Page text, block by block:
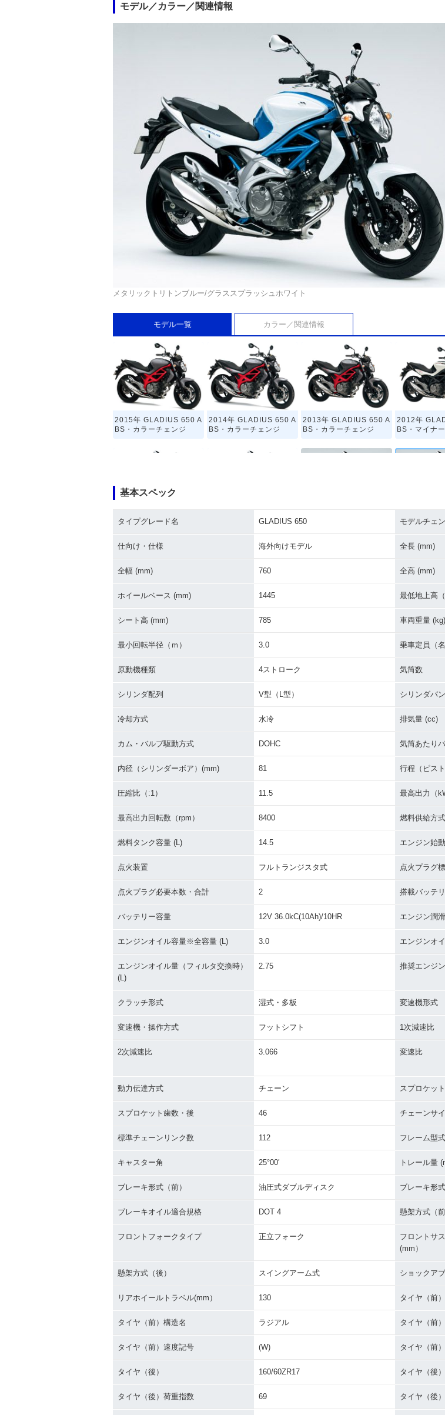
モデル／カラー／関連情報
メタリックトリトンブルー/グラススプラッシュホワイト
モデル一覧 カラー／関連情報
2015年 GLADIUS 650 A
BS・カラーチェンジ
2014年 GLADIUS 650 A
BS・カラーチェンジ
2013年 GLADIUS 650 A
BS・カラーチェンジ
2012年
BS・マイナ
2010年 GLADIUS 650 A
2010年 GLADIUS 65
2009年 GLADIUS 650 A
2009年
基本スペック
タイプグレード名 GLADIUS 650 モデルチェ
仕向け・仕様 海外向けモデル 全長 (mm)
全幅 (mm) 760 全高 (mm)
ホイールベース (mm) 1445 最低地上高（
シート高 (mm) 785 車両重量 (kg)
最小回転半径（ｍ） 3.0 乗車定員（名
原動機種類 4ストローク 気筒数
シリンダ配列 V型（L型） シリンダバン
冷却方式 水冷 排気量 (cc)
カム・バルブ駆動方式 DOHC 気筒あたり
内径（シリンダーボア）(mm) 81 行程（ピス
圧縮比（:1） 11.5 最高出力（
最高出力回転数（rpm） 8400 燃料供給方式
燃料タンク容量 (L) 14.5 エンジン始
点火装置 フルトランジスタ式 点火プラグ
点火プラグ必要本数・合計 2 搭載バッテ
バッテリー容量 12V 36.0kC(10Ah)/10HR エンジン潤
エンジンオイル容量※全容量 (L) 3.0 エンジンオ
エンジンオイル量（フィルタ交換時）
(L)
2.75 推奨エンジ
クラッチ形式 湿式・多板 変速機形式
変速機・操作方式 フットシフト 1次減速比
2次減速比 3.066 変速比
動力伝達方式 チェーン スプロケッ
スプロケット歯数・後 46 チェーンサ
標準チェーンリンク数 112 フレーム型式
キャスター角 25°00′ トレール量
ブレーキ形式（前） 油圧式ダブルディスク ブレーキ形式
ブレーキオイル適合規格 DOT 4 懸架方式（前
フロントフォークタイプ 正立フォーク
フロントサ
(mm）
懸架方式（後） スイングアーム式 ショックア
リアホイールトラベル(mm） 130 タイヤ（前）
タイヤ（前）構造名 ラジアル タイヤ（前
タイヤ（前）速度記号 (W) タイヤ（前
タイヤ（後） 160/60ZR17 タイヤ（後
タイヤ（後）荷重指数 69 タイヤ（後